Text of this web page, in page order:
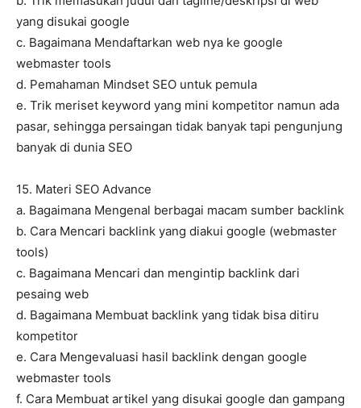
yang disukai google
c. Bagaimana Mendaftarkan web nya ke google
webmaster tools
d. Pemahaman Mindset SEO untuk pemula
e. Trik meriset keyword yang mini kompetitor namun ada
pasar, sehingga persaingan tidak banyak tapi pengunjung
banyak di dunia SEO
15. Materi SEO Advance
a. Bagaimana Mengenal berbagai macam sumber backlink
b. Cara Mencari backlink yang diakui google (webmaster
tools)
c. Bagaimana Mencari dan mengintip backlink dari
pesaing web
d. Bagaimana Membuat backlink yang tidak bisa ditiru
kompetitor
e. Cara Mengevaluasi hasil backlink dengan google
webmaster tools
f. Cara Membuat artikel yang disukai google dan gampang